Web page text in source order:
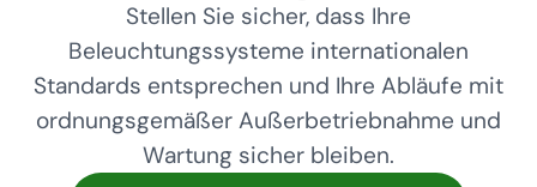
Stellen Sie sicher, dass Ihre
Beleuchtungssysteme internationalen
Standards entsprechen und Ihre Abläufe mit
ordnungsgemäßer Außerbetriebnahme und
Wartung sicher bleiben.